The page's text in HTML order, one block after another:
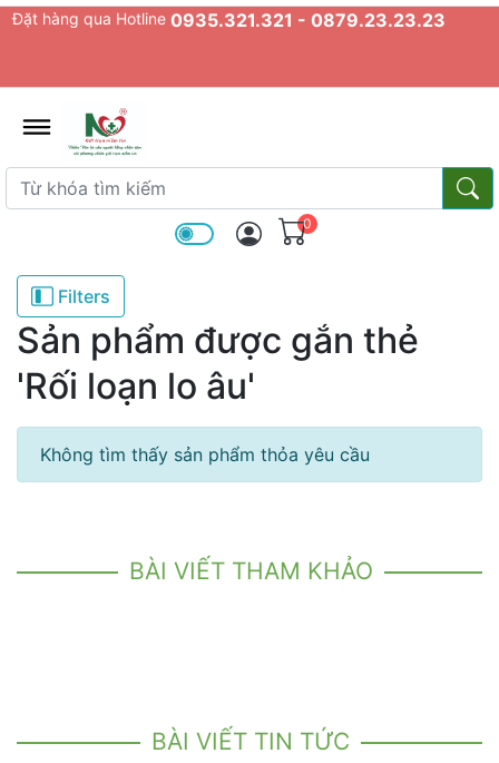
Đặt hàng qua Hotline 0935.321.321 - 0879.23.23.23
Từ khóa tìm kiếm
Từ
0
Filters
Sản phẩm được gắn thẻ
'Rối loạn lo âu'
Không tìm thấy sản phẩm thỏa yêu cầu
BÀI VIẾT THAM KHẢO
BÀI VIẾT TIN TỨC